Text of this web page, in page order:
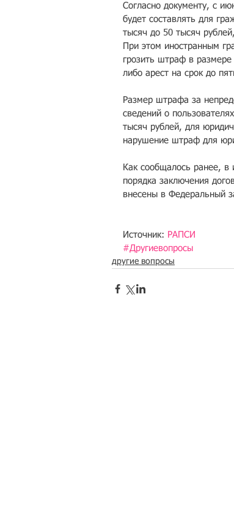
Согласно документу, с
будет составлять для
тысяч до 50 тысяч
При этом иностранным
грозить штраф в
либо арест на срок до
Размер штрафа за
сведений о
тысяч рублей, для
нарушение штраф для
Как сообщалось ранее, в
порядка заключения
внесены в Федеральный
Источник: РАПСИ
#Другиевопросы
другие вопросы